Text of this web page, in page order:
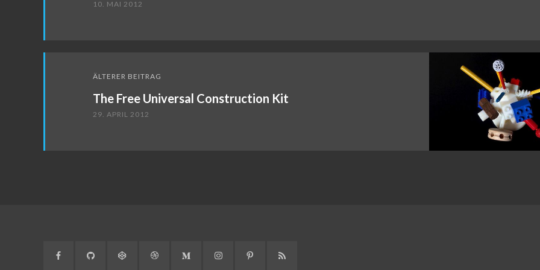
10. MAI 2012
ÄLTERER BEITRAG
The Free Universal Construction Kit
29. APRIL 2012
FacebookGitHub CodePenDribbble MediumInstagram Pinterest